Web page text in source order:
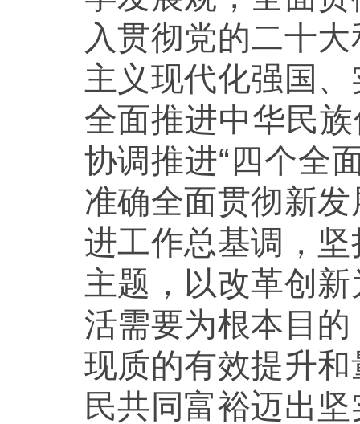
入贯彻党的二十
主义现代化强国
全面推进中华民
协调推进“四个全
准确全面贯彻新
进工作总基调，
主题，以改革创
活需要为根本目
现质的有效提升
民共同富裕迈出